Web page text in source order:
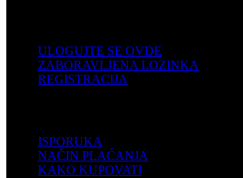
ULOGUJTE SE OVDE
ZABORAVLJENA LOZINKA
REGISTRACIJA
ISPORUKA
NAČIN PLAĆANJA
KAKO KUPOVATI